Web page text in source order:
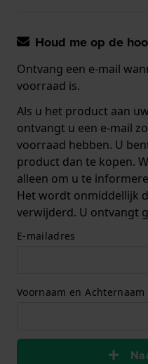
Houd me op de
Ontvang een e-mail
voorraad is.
Als u het product aan
ontvangt u een e-mail
voorraad hebben. U
product dan te kopen.
alleen om u te
Het wordt onmiddellijk
verwijderd. U ontvangt
E-mailadres
Voornaam en Achternaam